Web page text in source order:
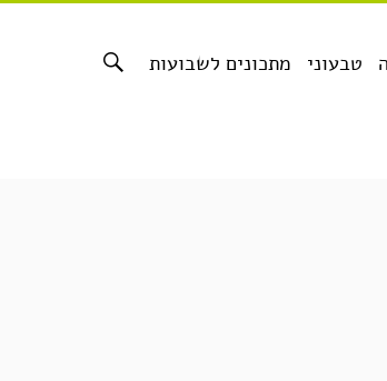
מתכונים לשבועות טבעוני